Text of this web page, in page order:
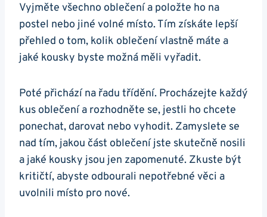
Vyjměte všechno oblečení a položte ho na
postel nebo jiné volné místo. Tím získáte lepší
přehled o tom, kolik oblečení vlastně máte a
jaké kousky byste možná měli vyřadit.
Poté přichází na řadu třídění. Procházejte každý
kus oblečení a rozhodněte se, jestli ho chcete
ponechat, darovat nebo vyhodit. Zamyslete se
nad tím, jakou část oblečení jste skutečně nosili
a jaké kousky jsou jen zapomenuté. Zkuste být
kritičtí, abyste odbourali nepotřebné věci a
uvolnili místo pro nové.